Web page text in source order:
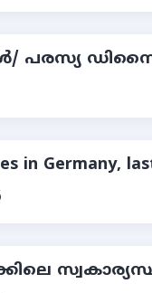
പരസ്യ
in Germany,